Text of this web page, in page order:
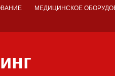
МЕДИЦИНСКОЕ